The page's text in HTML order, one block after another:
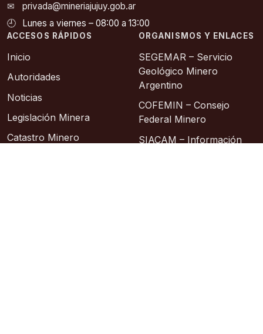
✉
privada@mineriajujuy.gob.ar
🕘
Lunes a viernes – 08:00 a 13:00
ACCESOS RÁPIDOS
Inicio
Autoridades
Noticias
Legislación Minera
Catastro Minero
ORGANISMOS Y ENLACES
SEGEMAR – Servicio
Geológico Minero
Argentino
COFEMIN – Consejo
Federal Minero
SIACAM – Información